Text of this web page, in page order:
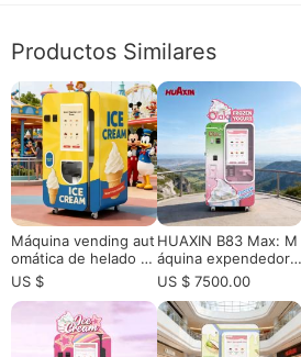
Productos Similares
Máquina vending aut
omática de helado d
e gelato italiano| 59
sabores, 15s / Servir
US $
HUAXIN B83 Max: M
áquina expendedora
de helados inteligent
e de servicio suave
24 / 7 con brazo rob
ótico de precisión
US $ 7500.00